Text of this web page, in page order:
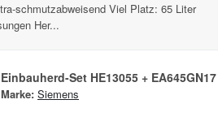
schmutzabweisend Viel Platz: 65 Liter
Her...
Einbauherd-Set HE13055 + EA645GN17
Marke: Siemens